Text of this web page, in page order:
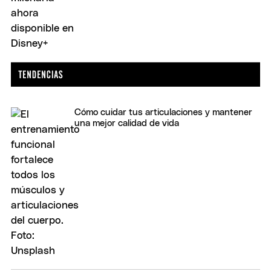
Cómo cuidar tus articulaciones y mantener
una mejor calidad de vida